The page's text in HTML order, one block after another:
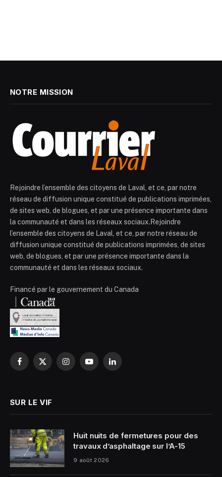
NOTRE MISSION
Rejoindre l’ensemble des citoyens de Laval, et ce, par notre
réseau de diffusion unique constitué de publications imprimées,
de sites web, de blogues, et par une présence importante dans
la communauté et dans les réseaux sociaux.Rejoindre
l’ensemble des citoyens de Laval, et ce, par notre réseau de
diffusion unique constitué de publications imprimées, de sites
web, de blogues, et par une présence importante dans la
communauté et dans les réseaux sociaux.
Financé par le gouvernement du Canada
Facebook
X
InstagramYouTubeLinkedIn
SUR LE VIF
Huit nuits de fermetures pour des
travaux d’asphaltage sur l’A-15
9 août 2026